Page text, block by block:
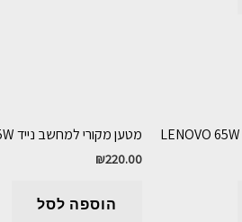
מטען מקורי למחשב נייד DELL 65W
₪220.00
הוספה לסל